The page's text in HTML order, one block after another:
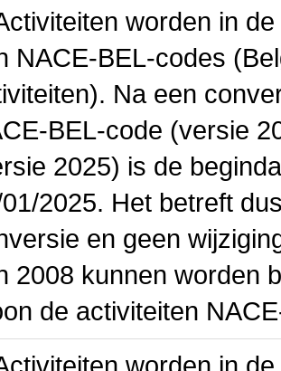
worden in
NACE-BEL-codes
Na een
BEL-code (versie
2025) is de
2025. Het betreft
en geen
2008 kunnen worden
de activiteiten